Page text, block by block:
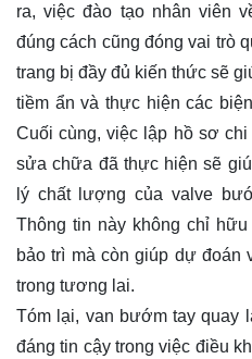
ra, việc đào tạo nhân viên
đúng cách cũng đóng vai trò
trang bị đầy đủ kiến thức sẽ
tiềm ẩn và thực hiện các
Cuối cùng, việc lập hồ sơ
sửa chữa đã thực hiện sẽ
lý chất lượng của valve
Thông tin này không chỉ
bảo trì mà còn giúp dự đoán
trong tương lai.
Tóm lại, van bướm tay quay
đáng tin cậy trong việc điều